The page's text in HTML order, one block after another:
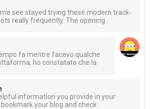
see stayed trying these modern track-
really frequently. The opening
fa mentre facevo qualche
ho constatato che la
information you provide in your
bookmark your blog and check